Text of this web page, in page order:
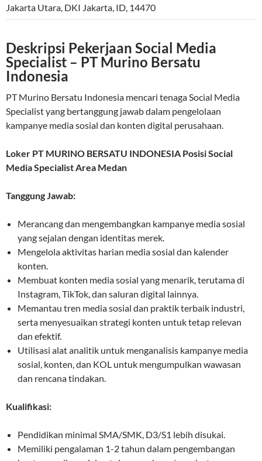
Jakarta Utara, DKI Jakarta, ID, 14470
Deskripsi Pekerjaan Social Media
Specialist – PT Murino Bersatu
Indonesia
PT Murino Bersatu Indonesia mencari tenaga Social Media
Specialist yang bertanggung jawab dalam pengelolaan
kampanye media sosial dan konten digital perusahaan.
Loker PT MURINO BERSATU INDONESIA Posisi Social
Media Specialist Area Medan
Tanggung Jawab:
Merancang dan mengembangkan kampanye media sosial
yang sejalan dengan identitas merek.
Mengelola aktivitas harian media sosial dan kalender
konten.
Membuat konten media sosial yang menarik, terutama di
Instagram, TikTok, dan saluran digital lainnya.
Memantau tren media sosial dan praktik terbaik industri,
serta menyesuaikan strategi konten untuk tetap relevan
dan efektif.
Utilisasi alat analitik untuk menganalisis kampanye media
sosial, konten, dan KOL untuk mengumpulkan wawasan
dan rencana tindakan.
Kualifikasi:
Pendidikan minimal SMA/SMK, D3/S1 lebih disukai.
Memiliki pengalaman 1-2 tahun dalam pengembangan